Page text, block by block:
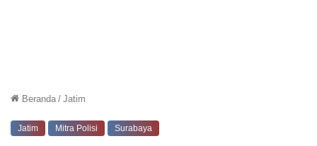
Beranda / Jatim
Jatim Mitra Polisi Surabaya